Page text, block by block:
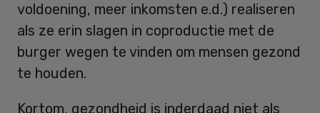
voldoening, meer inkomsten e.d.) realiseren
als ze erin slagen in coproductie met de
burger wegen te vinden om mensen gezond
te houden.
Kortom, gezondheid is inderdaad niet als